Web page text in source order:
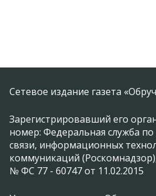
Сетевое издание газета
Зарегистрировавший его
номер: Федеральная служба по
связи, информационных
коммуникаций
№ ФС 77 - 60747 от 11.02.2015